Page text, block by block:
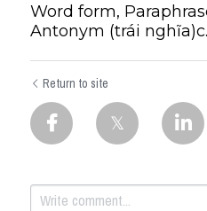
Word form,
Antonym (trái
Return to site